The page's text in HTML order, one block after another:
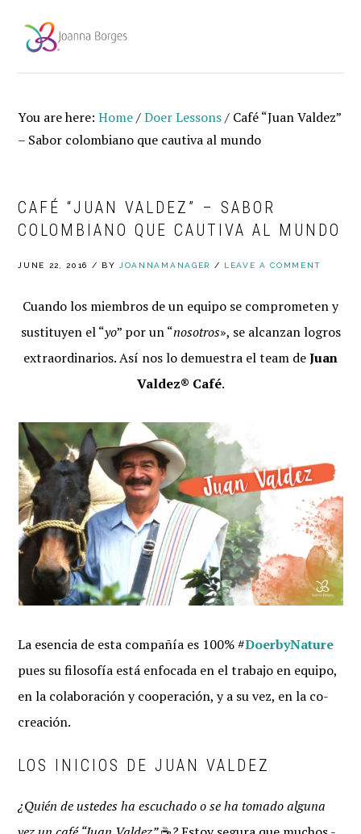
primary
navigation
main
content
footer
You are here:Home/Doer Lessons/ Café “Juan Valdez”
– Sabor colombiano que cautiva al mundo
CAFÉ “JUAN VALDEZ” – SABOR
COLOMBIANO QUE CAUTIVA AL MUNDO
JUNE 22, 2016 / BY JOANNAMANAGER / LEAVE A COMMENT
Cuando los miembros de un equipo se comprometen y
sustituyen el “yo” por un “nosotros», se alcanzan logros
extraordinarios. Así nos lo demuestra el team deJuan
Valdez® Café.
La esencia de esta compañía es 100% #DoerbyNature
pues su filosofía está enfocada en el trabajo en equipo,
en la colaboración y cooperación, y a su vez, en la co-
creación.
LOS INICIOS DE JUAN VALDEZ
¿Quién de ustedes ha escuchado o se ha tomado alguna